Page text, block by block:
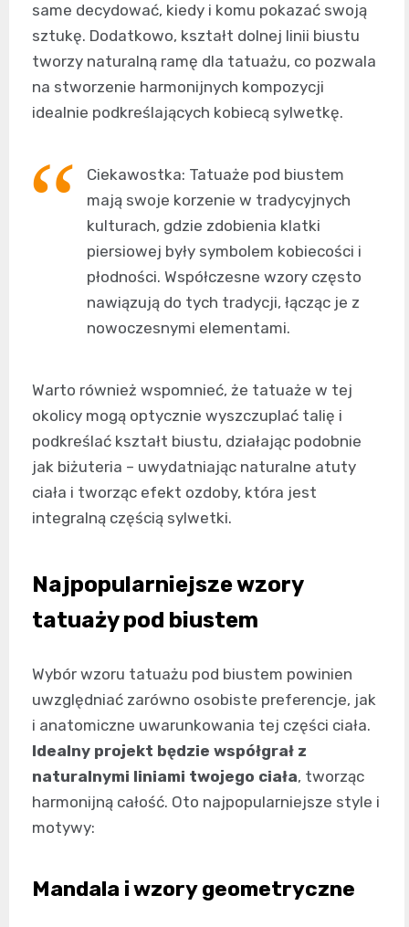
same decydować, kiedy i komu pokazać swoją
sztukę. Dodatkowo, kształt dolnej linii biustu
tworzy naturalną ramę dla tatuażu, co pozwala
na stworzenie harmonijnych kompozycji
idealnie podkreślających kobiecą sylwetkę.
Ciekawostka: Tatuaże pod biustem
mają swoje korzenie w tradycyjnych
kulturach, gdzie zdobienia klatki
piersiowej były symbolem kobiecości i
płodności. Współczesne wzory często
nawiązują do tych tradycji, łącząc je z
nowoczesnymi elementami.
Warto również wspomnieć, że tatuaże w tej
okolicy mogą optycznie wyszczuplać talię i
podkreślać kształt biustu, działając podobnie
jak biżuteria – uwydatniając naturalne atuty
ciała i tworząc efekt ozdoby, która jest
integralną częścią sylwetki.
Najpopularniejsze wzory
tatuaży pod biustem
Wybór wzoru tatuażu pod biustem powinien
uwzględniać zarówno osobiste preferencje, jak
i anatomiczne uwarunkowania tej części ciała.
Idealny projekt będzie współgrał z
naturalnymi liniami twojego ciała, tworząc
harmonijną całość. Oto najpopularniejsze style i
motywy:
Mandala i wzory geometryczne